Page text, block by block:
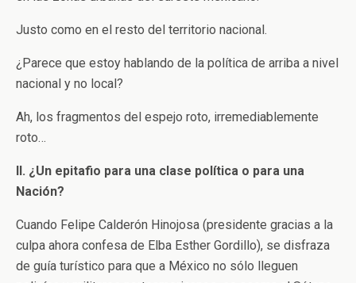
Justo como en el resto del territorio nacional.
¿Parece que estoy hablando de la política de arriba a nivel
nacional y no local?
Ah, los fragmentos del espejo roto, irremediablemente
roto…
II. ¿Un epitafio para una clase política o para una
Nación?
Cuando Felipe Calderón Hinojosa (presidente gracias a la
culpa ahora confesa de Elba Esther Gordillo), se disfraza
de guía turístico para que a México no sólo lleguen